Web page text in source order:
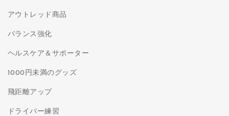
アウトレッド商品
バランス強化
ヘルスケア＆サポーター
1000円未満のグッズ
飛距離アップ
ドライバー練習